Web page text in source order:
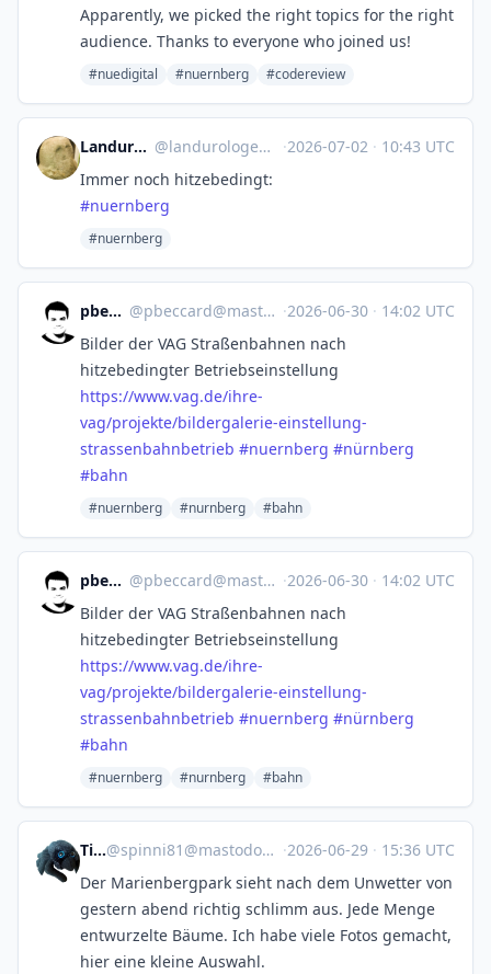
Apparently, we picked the right topics for the right
audience. Thanks to everyone who joined us!
#nuedigital #nuernberg #codereview
Landurologe 🔬🚲 @landurologe@mastodon.social ·2026-07-02 · 10:43 UTC
Immer noch hitzebedingt:
#nuernberg
#nuernberg
pbeccard @pbeccard@mastodon.social ·2026-06-30 · 14:02 UTC
Bilder der VAG Straßenbahnen nach
hitzebedingter Betriebseinstellung
https://www.vag.de/ihre-
vag/projekte/bildergalerie-einstellung-
strassenbahnbetrieb #nuernberg #nürnberg
#bahn
#nuernberg #nurnberg #bahn
pbeccard @pbeccard@mastodon.social ·2026-06-30 · 14:02 UTC
Bilder der VAG Straßenbahnen nach
hitzebedingter Betriebseinstellung
https://www.vag.de/ihre-
vag/projekte/bildergalerie-einstellung-
strassenbahnbetrieb #nuernberg #nürnberg
#bahn
#nuernberg #nurnberg #bahn
Tina@spinni81@mastodon.social ·2026-06-29 · 15:36 UTC
Der Marienbergpark sieht nach dem Unwetter von
gestern abend richtig schlimm aus. Jede Menge
entwurzelte Bäume. Ich habe viele Fotos gemacht,
hier eine kleine Auswahl.